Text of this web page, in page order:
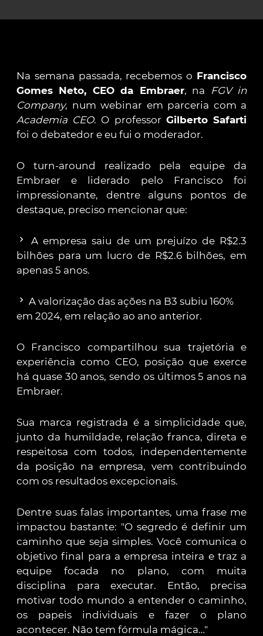
Na semana passada, recebemos o Francisco
Gomes Neto, CEO da Embraer, na
FGV in
Company, num webinar em parceria com a
Academia CEO. O professor Gilberto Safarti
foi o debatedor e eu fui o moderador.
O turn-around realizado pela equipe da
Embraer e liderado pelo Francisco foi
impressionante, dentre alguns pontos de
destaque, preciso mencionar que:
chevron_right
A empresa saiu de um prejuízo de R$2.3
bilhões para um lucro de R$2.6 bilhões, em
apenas 5 anos.
chevron_right A valorização das ações na B3 subiu 160%
em 2024, em relação ao ano anterior.
O Francisco compartilhou sua trajetória e
experiência como CEO, posição que exerce
há quase 30 anos, sendo os últimos 5 anos na
Embraer.
Sua marca registrada é a simplicidade que,
junto da humildade, relação franca, direta e
respeitosa com todos, independentemente
da posição na empresa, vem contribuindo
com os resultados excepcionais.
Dentre suas falas importantes, uma frase me
impactou bastante: "O segredo é definir um
caminho que seja simples. Você comunica o
objetivo final para a empresa inteira e traz a
equipe focada no plano, com muita
disciplina para executar. Então, precisa
motivar todo mundo a entender o caminho,
os papeis individuais e fazer o plano
acontecer. Não tem fórmula mágica…"